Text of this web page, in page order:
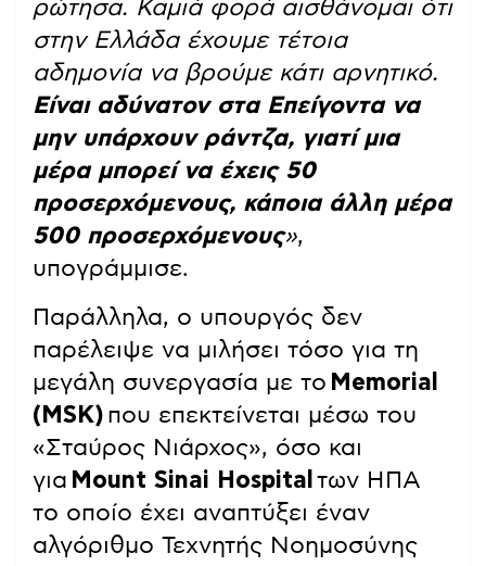
ρώτησα. Καμιά φορά αισθάνομαι ότι
στην Ελλάδα έχουμε τέτοια
αδημονία να βρούμε κάτι αρνητικό.
Είναι αδύνατον στα Επείγοντα να
μην υπάρχουν ράντζα, γιατί μια
μέρα μπορεί να έχεις 50
προσερχόμενους, κάποια άλλη μέρα
500 προσερχόμενους»,
υπογράμμισε.
Παράλληλα, ο υπουργός δεν
παρέλειψε να μιλήσει τόσο για τη
μεγάλη συνεργασία με το Memorial
(MSK) που επεκτείνεται μέσω του
«Σταύρος Νιάρχος», όσο και
για Mount Sinai Hospital των ΗΠΑ
το οποίο έχει αναπτύξει έναν
αλγόριθμο Τεχνητής Νοημοσύνης